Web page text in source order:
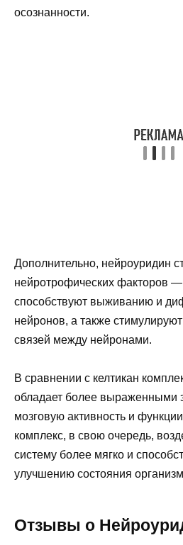
осознанности.
Дополнительно, нейроуридин
нейротрофических факторов
способствуют выживанию и
нейронов, а также
связей между нейронами.
В сравнении с келтикан
обладает более выраженными
мозговую активность и
комплекс, в свою очередь,
систему более мягко и
улучшению состояния
Отзывы о